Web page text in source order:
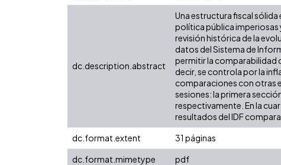
dc.description.abstract
Una estructura fiscal sólida
política pública imperiosas
revisión histórica de la
datos del Sistema de
permitir la comparabilidad
decir, se controla por la
comparaciones con otras
sesiones: la primera
respectivamente. En la
resultados del IDF
dc.format.extent
31 páginas
dc.format.mimetype
pdf